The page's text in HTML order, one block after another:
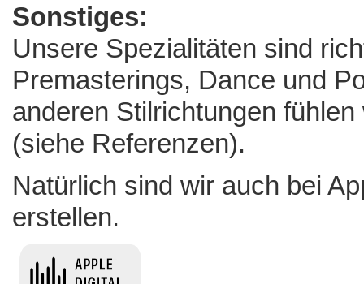
Sonstiges:
Unsere Spezialitäten sind
Premasterings, Dance und
anderen Stilrichtungen
(siehe Referenzen).
Natürlich sind wir auch bei
erstellen.